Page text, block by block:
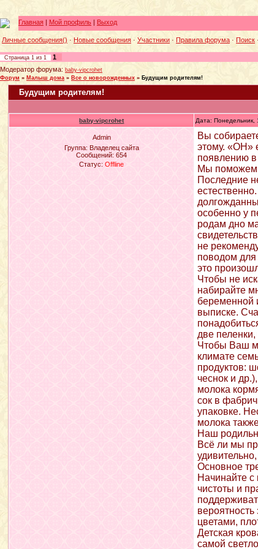
Главная | Мой профиль | Выход
Личные сообщения() · Новые сообщения · Участники · Правила форума · Поиск ·
Страница 1 из 1
1
Модератор форума: baby-vipcrohet
Форум » Малыш дома » Все о новорожденных » Будущим родителям!
Будущим родителям!
baby-vipcrohet Дата:
Admin
Группа: Владелец сайта
Сообщений:654
Статус:Offline
Вы
этому. «ОН»
появлению
Мы поможем
Последние
особенно у
родам дно
не
поводом для
это
Чтобы не
набирайте
беременной
выписке.
две
Чтобы Ваш
климате
продуктов:
чеснок и
молока
сок в
упаковке.
молока
Наш
Всё ли мы
Основное
Начинайте с
чистоты и
цветами,
Детская
самой